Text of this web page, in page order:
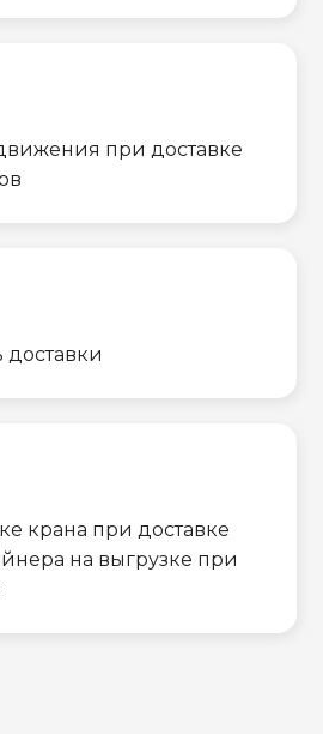
при доставке
доставки
крана при доставке
на выгрузке при